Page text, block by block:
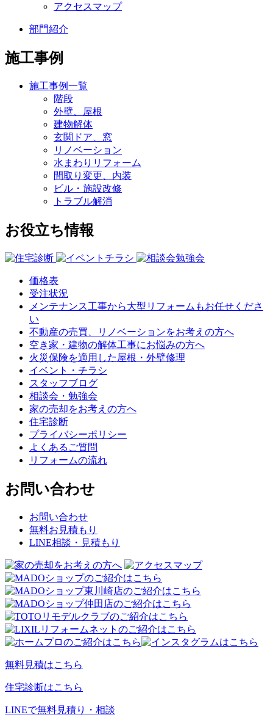
アクセスマップ
部門紹介
施工事例
施工事例一覧
階段
外壁、屋根
建物解体
玄関ドア、窓
リノベーション
水まわりリフォーム
間取り変更、内装
ビル・施設改修
トラブル解消
お役立ち情報
価格表
受注状況
メンテナンス工事から大型リフォームもお任せくださ
い
不動産の売買、リノベーションをお考えの方へ
空き家・建物の解体工事にお悩みの方へ
火災保険を適用した屋根・外壁修理
イベント・チラシ
スタッフブログ
相談会・勉強会
家の売却をお考えの方へ
住宅診断
プライバシーポリシー
よくあるご質問
リフォームの流れ
お問い合わせ
お問い合わせ
無料お見積もり
LINE相談・見積もり
無料見積はこちら
住宅診断はこちら
LINEで無料見積り・相談